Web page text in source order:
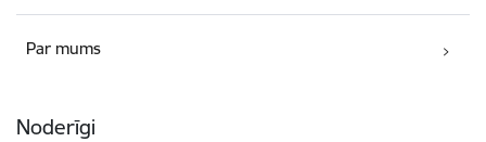
Par mums
Noderīgi